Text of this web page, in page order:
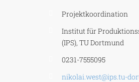
Projektkoordination
Institut für
(IPS), TU Dortmund
0231-7555095
nikolai.west@ips.tu-